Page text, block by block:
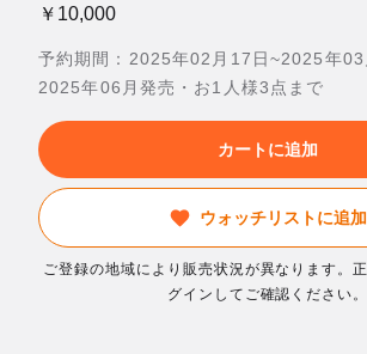
￥10,000
予約期間：2025年02月17日~2025年03
2025年06月発売・お1人様3点まで
カートに追加
ウォッチリストに追加
ご登録の地域により販売状況が異なります。
グインしてご確認ください。